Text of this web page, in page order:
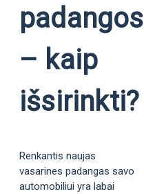
padangos
– kaip
išsirinkti?
Renkantis naujas
vasarines padangas savo
automobiliui yra labai